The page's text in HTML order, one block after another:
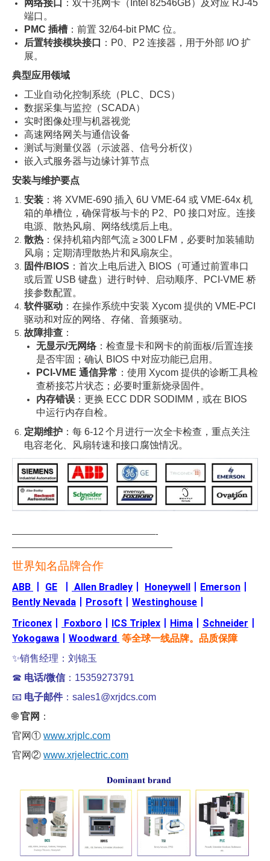
网络接口
：双千兆网卡（Intel 82546GB）及对应 RJ‑45
端口。
PMC 插槽 ：前置 32/64‑bit PMC 位。
后置转接模块接口
：P0、P2 连接器，用于外部 I/O 扩
展。
典型应用领域
工业自动化控制系统（PLC、DCS）
数据采集与监控（SCADA）
实时图像处理与机器视觉
高速网络网关与通信设备
测试与测量仪器（示波器、信号分析仪）
嵌入式服务器与边缘计算节点
安装与维护要点
安装 ：将 XVME‑690 插入 6U VME‑64 或 VME‑64x 机
箱的单槽位，确保背板与卡的 P2、P0 接口对应。连接
电源、散热风扇、网络线缆后上电。
散热 ：保持机箱内部气流 ≥ 300 LFM，必要时加装辅助
风扇；定期清理散热片和风扇灰尘。
固件/BIOS ：首次上电后进入 BIOS（可通过前置串口
或后置 USB 键盘）进行时钟、启动顺序、PCI‑VME 桥
接参数配置。
软件驱动 ：在操作系统中安装 Xycom 提供的 VME‑PCI
驱动和对应的网络、存储、音频驱动。
故障排查 ：
无显示/无网络：检查显卡和网卡的前面板/后置连接
是否牢固；确认 BIOS 中对应功能已启用。
PCI‑VME 通信异常 ：使用 Xycom 提供的诊断工具检
查桥接芯片状态；必要时重新烧录固件。
内存错误 ：更换 ECC DDR SODIMM，或在 BIOS
中运行内存自检。
定期维护 ：每 6‑12 个月进行一次全卡检查，重点关注
电容老化、风扇转速和接口腐蚀情况。
—————————————————-
———————————————————
世界知名品牌合作
ABB GE Allen Bradley Honeywell Emerson
Bently Nevada
Prosoft Westinghouse
Triconex
Foxboro ICS Triplex Hima Schneider
Yokogawa
Woodward 等全球一线品牌。品质保障
✨销售经理：刘锦玉
☎ 电话/微信：15359273791
📧 电子邮件：sales1@xrjdcs.com
🌐官网 ：
官网① www.xrjplc.com
官网② www.xrjelectric.com